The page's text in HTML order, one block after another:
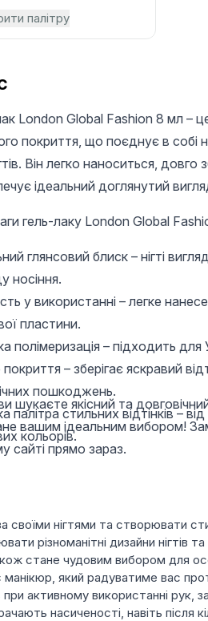
палітру
205 UAH
Каучукова база для
гель-лаку Global
Fashion, Strong Long
Lasting Base Coat, 12
мл
210
липкого
London Global Fashion 8 мл –
покриття, що поєднує в собі
Він легко наноситься, довго
ідеальний доглянутий
гель-лаку London Global
глянсовий блиск – нігті
носіння.
у використанні – легке
пластини.
полімеризація – підходить
покриття – зберігає яскравий
пошкоджень.
палітра стильних відтінків –
кольорів.
шукаєте якісний та
вашим ідеальним вибором!
сайті прямо зараз.
нігтями та створювати
різноманітні дизайни нігтів та
стане чудовим вибором для
манікюр, який радуватиме вас
активному використанні рук,
насиченості, навіть після